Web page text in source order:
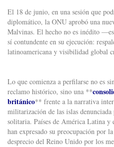
El 18 de junio, en una sesión que
diplomático, la ONU aprobó una
Malvinas. El hecho no es inédito
sí contundente en su ejecución:
latinoamericana y visibilidad global
Lo que comienza a perfilarse no es
reclamo histórico, sino una **
británico** frente a la narrativa
militarización de las islas
solitaria. Países de América Latina y
han expresado su preocupación por
desprecio del Reino Unido por los